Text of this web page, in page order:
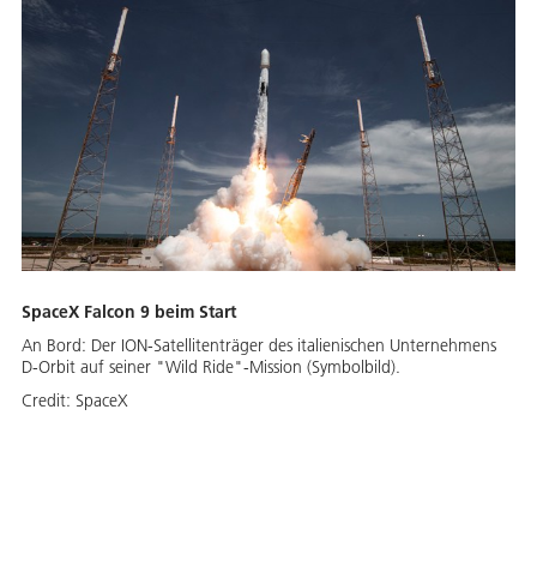
SpaceX Falcon 9 beim Start
An Bord: Der ION-Satellitenträger des italienischen Unternehmens
D-Orbit auf seiner "Wild Ride"-Mission (Symbolbild).
Credit: SpaceX